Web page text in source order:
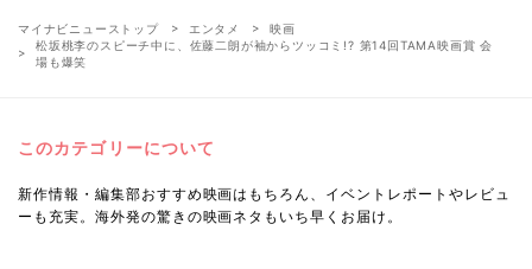
マイナビニューストップ エンタメ
映画
松坂桃李のスピーチ中に、佐藤二朗が袖からツッコミ!? 第14回TAMA映画賞 会
場も爆笑
このカテゴリーについて
新作情報・編集部おすすめ映画はもちろん、イベントレポートやレビュ
ーも充実。海外発の驚きの映画ネタもいち早くお届け。